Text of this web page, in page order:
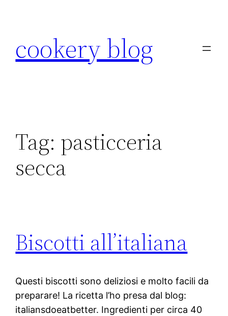
cookery blog
Tag: pasticceria
secca
Biscotti all’italiana
Questi biscotti sono deliziosi e molto facili da
preparare! La ricetta l’ho presa dal blog:
italiansdoeatbetter. Ingredienti per circa 40